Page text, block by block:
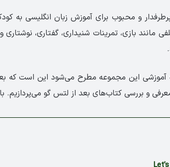
و محبوب برای آموزش زبان انگلیسی به
بازی، تمرینات شنیداری، گفتاری، نوشتاری
و بررسی کتاب‌های بعد از لتس گو می‌پردازیم.